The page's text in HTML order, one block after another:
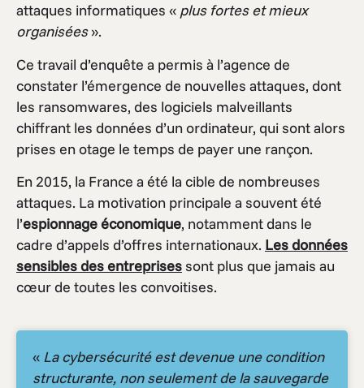
attaques informatiques « plus fortes et mieux
organisées».
Ce travail d’enquête a permis à l’agence de
constater l’émergence de nouvelles attaques, dont
les ransomwares, des logiciels malveillants
chiffrant les données d’un ordinateur, qui sont alors
prises en otage le temps de payer une rançon.
En 2015, la France a été la cible de nombreuses
attaques. La motivation principale a souvent été
l’espionnage économique, notamment dans le
cadre d’appels d’offres internationaux. Les données
sensibles des entreprisessont plus que jamais au
cœur de toutes les convoitises.
« La cybersécurité est devenue une condition
structurante, non seulement de la sauvegarde